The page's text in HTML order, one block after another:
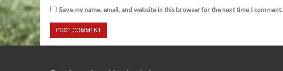
Save my name, email, and website in this browser for the next time I comment.